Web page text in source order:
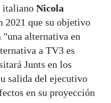
italiano Nicola
2021 que su objetivo
"una alternativa en
a TV3 es
Junts en los
salida del ejecutivo
en su proyección